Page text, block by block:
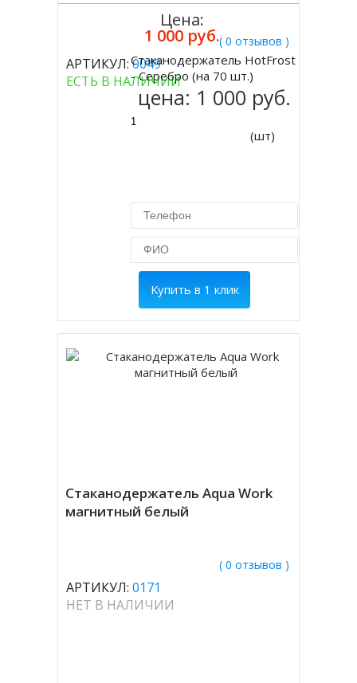
( 0 отзывов )
АРТИКУЛ:0049
ЕСТЬ В НАЛИЧИИ
Цена:
1 000 руб.
Купить
Стаканодержатель HotFrost
- Серебро (на 70 шт.)
цена: 1 000 руб.
(шт)
Купить в 1 клик
Стаканодержатель Aqua Work
магнитный белый
( 0 отзывов )
АРТИКУЛ: 0171
НЕТ В НАЛИЧИИ